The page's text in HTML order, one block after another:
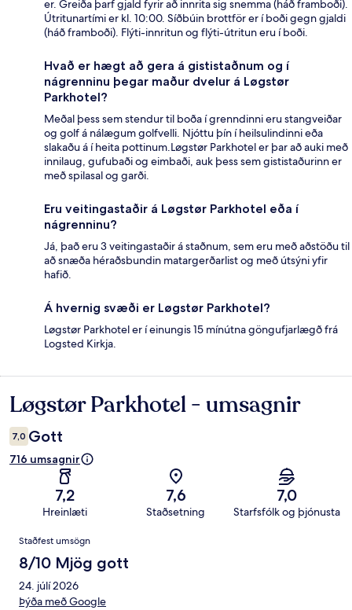
er. Greiða þarf gjald fyrir að innrita sig snemma (háð framboði).
Útritunartími er kl. 10:00. Síðbúin brottför er í boði gegn gjaldi
(háð framboði). Flýti-innritun og flýti-útritun eru í boði.
Hvað er hægt að gera á gististaðnum og í
nágrenninu þegar maður dvelur á Løgstør
Parkhotel?
Meðal þess sem stendur til boða í grenndinni eru stangveiðar
og golf á nálægum golfvelli. Njóttu þín í heilsulindinni eða
slakaðu á í heita pottinum.Løgstør Parkhotel er þar að auki með
innilaug, gufubaði og eimbaði, auk þess sem gististaðurinn er
með spilasal og garði.
Eru veitingastaðir á Løgstør Parkhotel eða í
nágrenninu?
Já, það eru 3 veitingastaðir á staðnum, sem eru með aðstöðu til
að snæða héraðsbundin matargerðarlist og með útsýni yfir
hafið.
Á hvernig svæði er Løgstør Parkhotel?
Løgstør Parkhotel er í einungis 15 mínútna göngufjarlægð frá
Logsted Kirkja.
Umsagnir
Løgstør Parkhotel - umsagnir
7,0 Gott
716 umsagnir
7,2
Hreinlæti
7,6
Staðsetning
7,0
Starfsfólk og þjónusta
Umsagnir
Staðfest umsögn
8/10 Mjög gott
24. júlí 2026
Þýða með Google